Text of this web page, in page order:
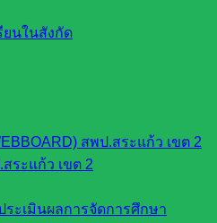
ยนในสังกัด
สพป.สระแก้ว เขต 2
ระแก้ว เขต 2
ะเมินผลการจัดการศึกษา
งการสนับสนุนกลไก
นพัฒนาตนเองเชิง
28, 2024
กลุ่มนิเทศติด